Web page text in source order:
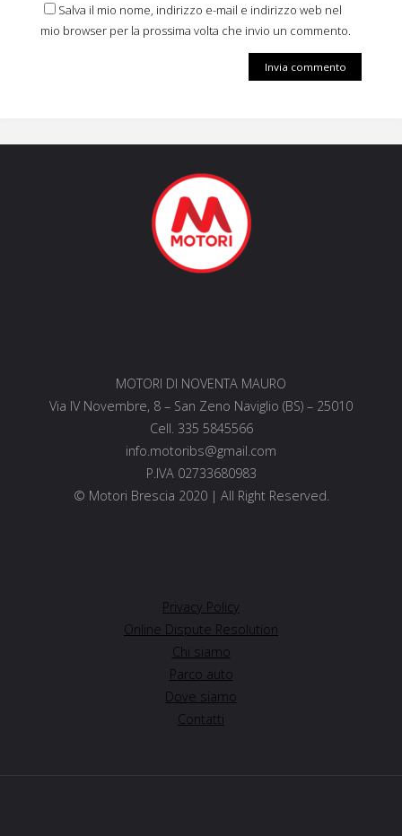
Salva il mio nome, indirizzo e-mail e indirizzo web nel
mio browser per la prossima volta che invio un commento.
MOTORI DI NOVENTA MAURO
Via IV Novembre, 8 – San Zeno Naviglio (BS) – 25010
Cell. 335 5845566
info.motoribs@gmail.com
P.IVA 02733680983
© Motori Brescia 2020 | All Right Reserved.
Privacy Policy
Online Dispute Resolution
Chi siamo
Parco auto
Dove siamo
Contatti